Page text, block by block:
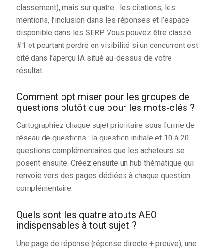
classement), mais sur quatre : les citations, les
mentions, l’inclusion dans les réponses et l’espace
disponible dans les SERP. Vous pouvez être classé
#1 et pourtant perdre en visibilité si un concurrent est
cité dans l’aperçu IA situé au-dessus de votre
résultat.
Comment optimiser pour les groupes de
questions plutôt que pour les mots-clés ?
Cartographiez chaque sujet prioritaire sous forme de
réseau de questions : la question initiale et 10 à 20
questions complémentaires que les acheteurs se
posent ensuite. Créez ensuite un hub thématique qui
renvoie vers des pages dédiées à chaque question
complémentaire.
Quels sont les quatre atouts AEO
indispensables à tout sujet ?
Une page de réponse (réponse directe + preuve), une